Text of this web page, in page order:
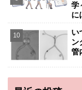
学
に
い
ン
管